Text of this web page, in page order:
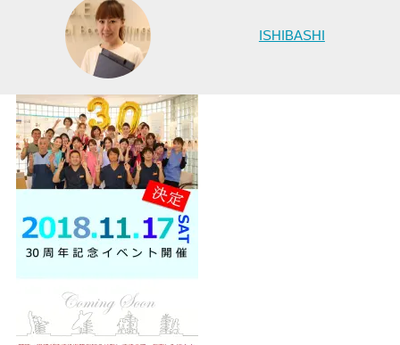
ISHIBASHI